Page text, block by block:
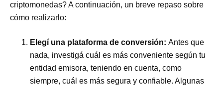
criptomonedas? A continuación, un breve repaso sobre
cómo realizarlo:
Elegí una plataforma de conversión: Antes que
nada, investigá cuál es más conveniente según tu
entidad emisora, teniendo en cuenta, como
siempre, cuál es más segura y confiable. Algunas